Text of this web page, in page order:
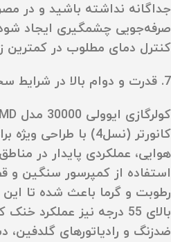
جداگانه نداشته باشید و در
صرفه‌جویی چشمگیری ایجاد
کنترل دمای مطلوب در
7. قدرت و دوام بالا در شرایط سخت آب‌وهوایی
کانورتر (نسل4) با
هوایی، عملکردی پایدار در
استفاده از کمپرسور سنگین و
رطوبت و گرما باعث شده تا
بالای 55 درجه نیز عملکرد
ضدزنگ و رادیاتورهای گلدفین،